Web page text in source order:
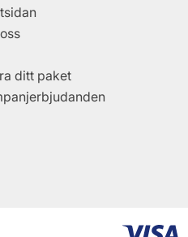
ditt paket